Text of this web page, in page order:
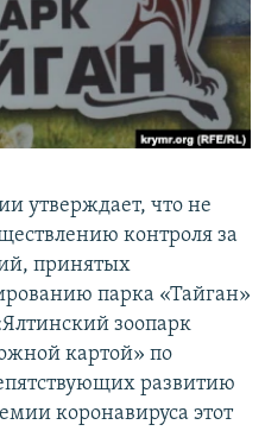
утверждает, что не
контроля за
принятых
парка «Тайган»
зоопарк
картой» по
развитию
коронавируса этот